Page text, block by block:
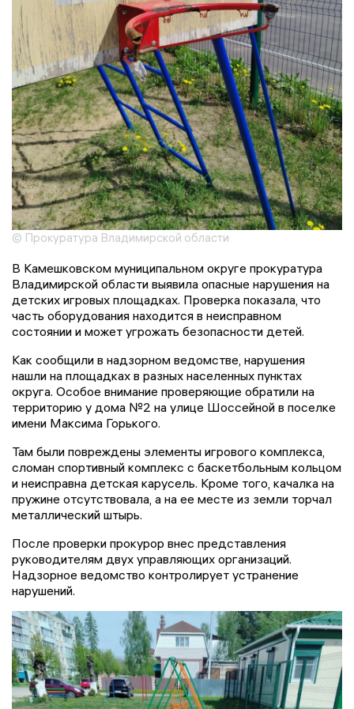
© Прокуратура Владимирской области
В Камешковском муниципальном округе прокуратура
Владимирской области выявила опасные нарушения на
детских игровых площадках. Проверка показала, что
часть оборудования находится в неисправном
состоянии и может угрожать безопасности детей.
Как сообщили в надзорном ведомстве, нарушения
нашли на площадках в разных населенных пунктах
округа. Особое внимание проверяющие обратили на
территорию у дома №2 на улице Шоссейной в поселке
имени Максима Горького.
Там были повреждены элементы игрового комплекса,
сломан спортивный комплекс с баскетбольным кольцом
и неисправна детская карусель. Кроме того, качалка на
пружине отсутствовала, а на ее месте из земли торчал
металлический штырь.
После проверки прокурор внес представления
руководителям двух управляющих организаций.
Надзорное ведомство контролирует устранение
нарушений.